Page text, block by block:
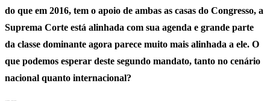
do que em 2016, tem o apoio de ambas as casas do Congresso, a
Suprema Corte está alinhada com sua agenda e grande parte
da classe dominante agora parece muito mais alinhada a ele. O
que podemos esperar deste segundo mandato, tanto no cenário
nacional quanto internacional?